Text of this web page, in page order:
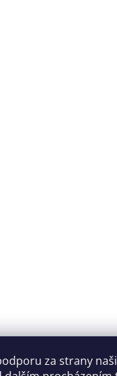
za strany